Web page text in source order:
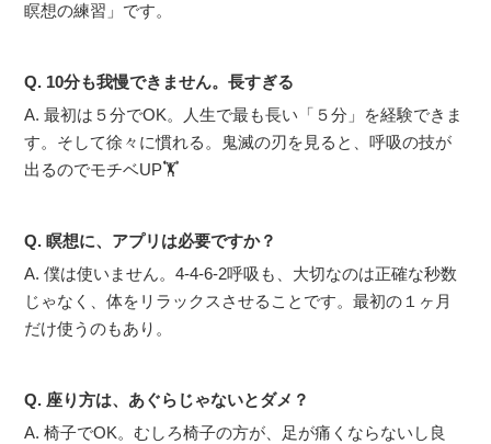
瞑想の練習」です。
Q. 10分も我慢できません。長すぎる
A. 最初は５分でOK。人生で最も長い「５分」を経験できま
す。そして徐々に慣れる。鬼滅の刃を見ると、呼吸の技が
出るのでモチベUP🏋️
Q. 瞑想に、アプリは必要ですか？
A. 僕は使いません。4-4-6-2呼吸も、大切なのは正確な秒数
じゃなく、体をリラックスさせることです。最初の１ヶ月
だけ使うのもあり。
Q. 座り方は、あぐらじゃないとダメ？
A. 椅子でOK。むしろ椅子の方が、足が痛くならないし良